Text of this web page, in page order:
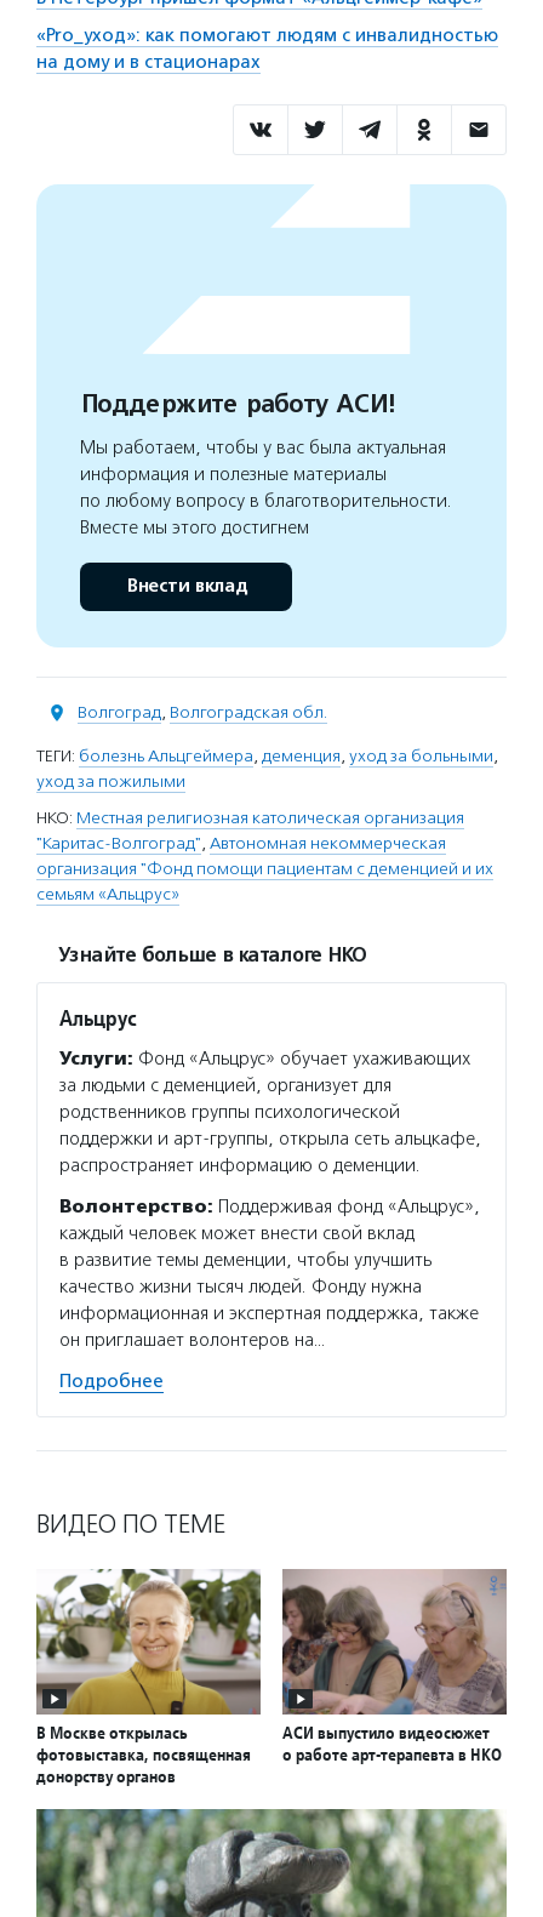
«Pro_уход»: как помогают людям с инвалидностью
на дому и в стационарах
Поддержите работу АСИ!
Мы работаем, чтобы у вас была актуальная
информация и полезные материалы
по любому вопросу в благотворительности.
Вместе мы этого достигнем
Внести вклад
Волгоград, Волгоградская обл.
ТЕГИ: болезнь Альцгеймера, деменция, уход за больными,
уход за пожилыми
НКО: Местная религиозная католическая организация
"Каритас-Волгоград", Автономная некоммерческая
организация "Фонд помощи пациентам с деменцией и их
семьям «Альцрус»
Узнайте больше в каталоге НКО
Альцрус
Услуги: Фонд «Альцрус» обучает ухаживающих
за людьми с деменцией, организует для
родственников группы психологической
поддержки и арт-группы, открыла сеть альцкафе,
распространяет информацию о деменции.
Волонтерство: Поддерживая фонд «Альцрус»,
каждый человек может внести свой вклад
в развитие темы деменции, чтобы улучшить
качество жизни тысяч людей. Фонду нужна
информационная и экспертная поддержка, также
он приглашает волонтеров на…
Подробнее
ВИДЕО ПО ТЕМЕ
В Москве открылась
фотовыставка, посвященная
донорству органов
АСИ выпустило видеосюжет
о работе арт-терапевта в НКО